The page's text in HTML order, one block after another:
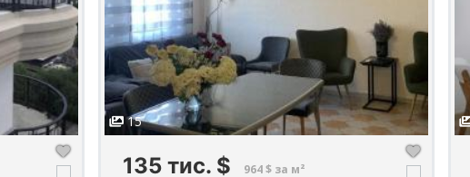
15
135 тис. $ 964 $ за м²